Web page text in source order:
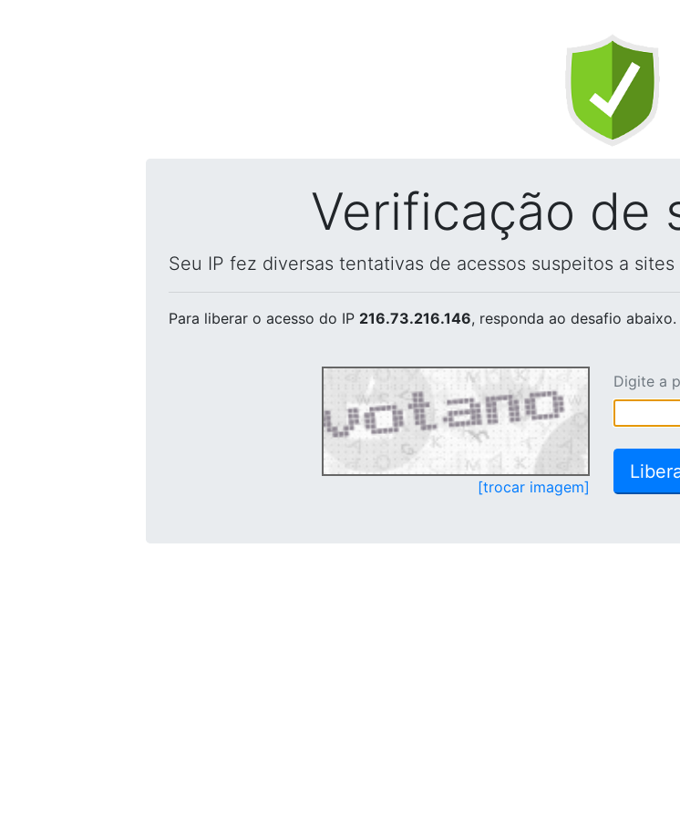
Verificação de
Seu IP fez diversas tentativas de acessos suspeitos a
Para liberar o acesso do IP 216.73.216.146, responda ao desafio abaixo.
[trocar imagem]
Digite a